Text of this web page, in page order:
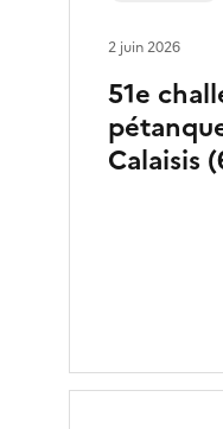
51e
Calaisis
2 juin 2026